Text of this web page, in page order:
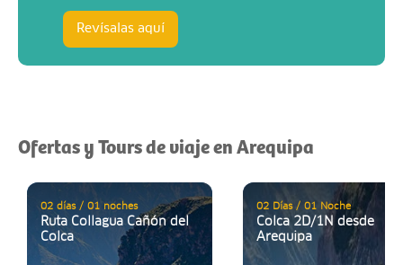
Revísalas aquí
Ofertas y Tours de viaje en Arequipa
02 días / 01 noches
Ruta Collagua Cañón del
Colca
02 Días / 01 Noche
Colca 2D/1N desde
Arequipa